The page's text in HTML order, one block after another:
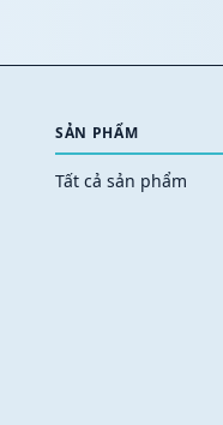
SẢN PHẨM
Tất cả sản phẩm